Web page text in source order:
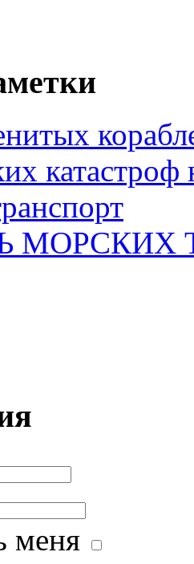
катастроф
МОРСКИХ
меня